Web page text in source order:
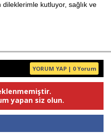
kutluyor, sağlık ve
YORUM YAP | 0 Yorum
yapan siz olun.